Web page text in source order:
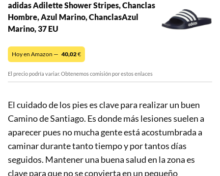
adidas Adilette Shower Stripes, Chanclas
Hombre, Azul Marino, ChanclasAzul
Marino, 37 EU
Hoy en Amazon — 40,02€
El precio podría variar. Obtenemos comisión por estos enlaces
El cuidado de los pies es clave para realizar un buen
Camino de Santiago. Es donde más lesiones suelen a
aparecer pues no mucha gente está acostumbrada a
caminar durante tanto tiempo y por tantos días
seguidos. Mantener una buena salud en la zona es
clave para que no se convierta en un pequeño